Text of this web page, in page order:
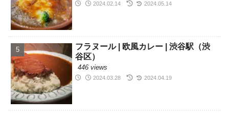
2024.02.14 2024.05.14
フラヌール | 欧風カレー | 渋谷駅（渋
谷区）
446 views
2024.03.28 2024.04.19